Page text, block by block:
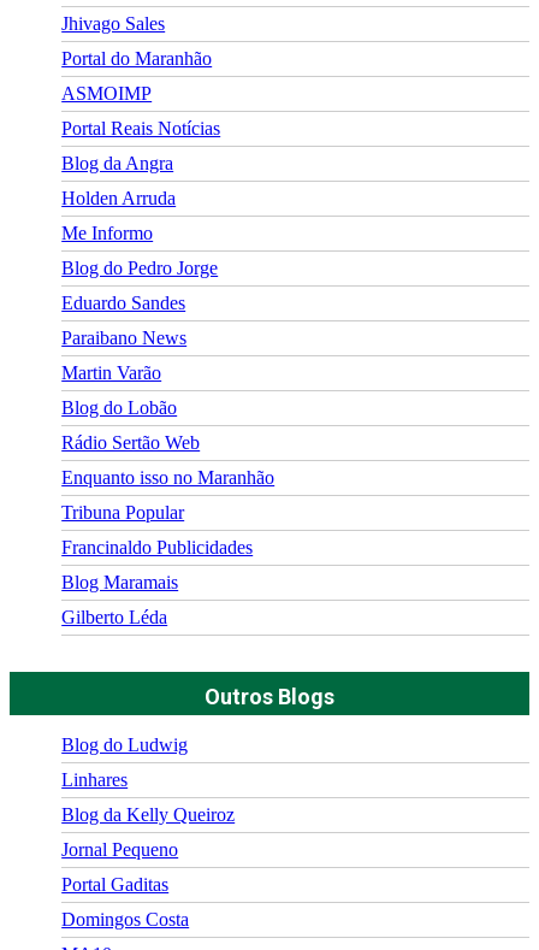
Jhivago Sales
Portal do Maranhão
ASMOIMP
Portal Reais Notí­cias
Blog da Angra
Holden Arruda
Me Informo
Blog do Pedro Jorge
Eduardo Sandes
Paraibano News
Martin Varão
Blog do Lobão
Rádio Sertão Web
Enquanto isso no Maranhão
Tribuna Popular
Francinaldo Publicidades
Blog Maramais
Gilberto Léda
Outros Blogs
Blog do Ludwig
Linhares
Blog da Kelly Queiroz
Jornal Pequeno
Portal Gaditas
Domingos Costa